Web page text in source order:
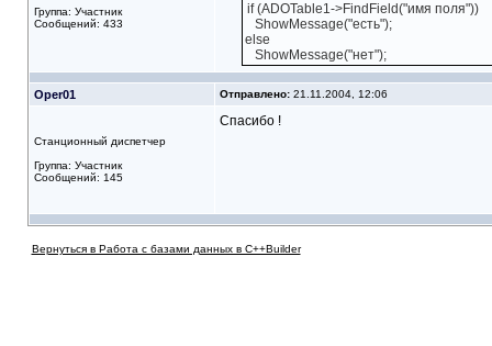
Группа: Участник
Сообщений: 433
if (ADOTable1->FindField("имя поля"))
ShowMessage("есть");
else
ShowMessage("нет");
Oper01 Отправлено:21.11.2004, 12:06
Станционный диспетчер
Группа: Участник
Сообщений: 145
Спасибо !
Вернуться в Работа с базами данных в C++Builder